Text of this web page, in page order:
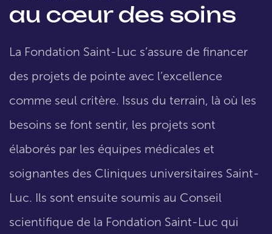
au cœur des soins
La Fondation Saint-Luc s’assure de financer
des projets de pointe avec l’excellence
comme seul critère. Issus du terrain, là où les
besoins se font sentir, les projets sont
élaborés par les équipes médicales et
soignantes des Cliniques universitaires Saint-
Luc. Ils sont ensuite soumis au Conseil
scientifique de la Fondation Saint-Luc qui